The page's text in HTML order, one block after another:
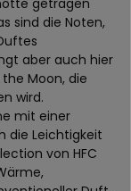
getragen
sind die Noten,
aber auch hier
Moon, die
wird.
mit einer
die Leichtigkeit
von HFC